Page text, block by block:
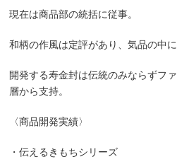
現在は商品部の統括に従事。
和柄の作風は定評があり、気品の中
開発する寿金封は伝統のみならずフ
層から支持。
〈商品開発実績〉
・伝えるきもちシリーズ